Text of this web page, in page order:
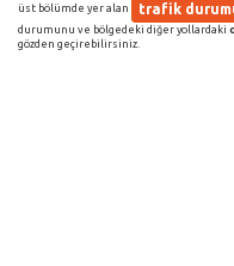
üst bölümde yer alan
trafik
durumunu ve bölgedeki diğer yollardaki
gözden geçirebilirsiniz.